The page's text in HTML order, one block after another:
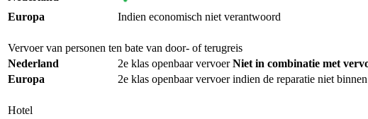
Europa
Indien economisch niet verantwoord
Vervoer van personen ten bate van door- of terugreis
Nederland
2e klas openbaar vervoerNiet in combinatie met
Europa
2e klas openbaar vervoer indien de reparatie niet
Hotel